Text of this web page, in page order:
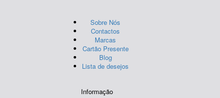
Sobre Nós
Contactos
Marcas
Cartão Presente
Blog
Lista de desejos
Informação